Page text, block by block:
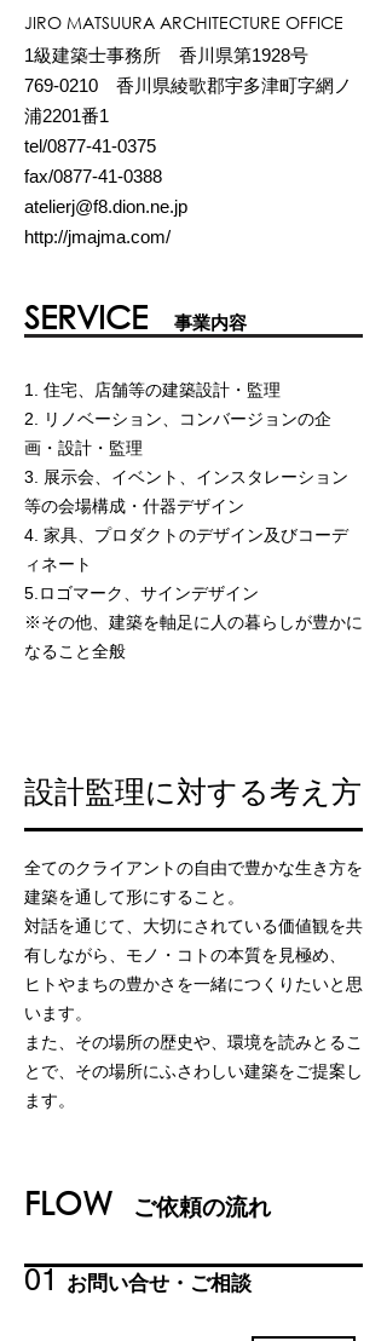
JIRO MATSUURA ARCHITECTURE OFFICE
1級建築士事務所 香川県第1928号
769-0210 香川県綾歌郡宇多津町字網ノ
浦2201番1
tel/0877-41-0375
fax/0877-41-0388
atelierj@f8.dion.ne.jp
http://jmajma.com/
SERVICE 事業内容
1. 住宅、店舗等の建築設計・監理
2. リノベーション、コンバージョンの企
画・設計・監理
3. 展示会、イベント、インスタレーション
等の会場構成・什器デザイン
4. 家具、プロダクトのデザイン及びコーデ
ィネート
5.ロゴマーク、サインデザイン
※その他、建築を軸足に人の暮らしが豊かに
なること全般
設計監理に対する考え方
全てのクライアントの自由で豊かな生き方を
建築を通して形にすること。
対話を通じて、大切にされている価値観を共
有しながら、モノ・コトの本質を見極め、
ヒトやまちの豊かさを一緒につくりたいと思
います。
また、その場所の歴史や、環境を読みとるこ
とで、その場所にふさわしい建築をご提案し
ます。
FLOW ご依頼の流れ
01 お問い合せ・ご相談